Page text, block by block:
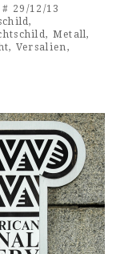
29/12/13
,
, Metall,
, Versalien,